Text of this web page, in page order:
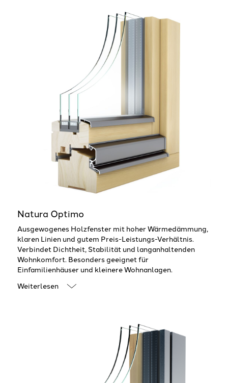
Natura Optimo
Ausgewogenes Holzfenster mit hoher Wärmedämmung,
klaren Linien und gutem Preis-Leistungs-Verhältnis.
Verbindet Dichtheit, Stabilität und langanhaltenden
Wohnkomfort. Besonders geeignet für
Einfamilienhäuser und kleinere Wohnanlagen.
Weiterlesen